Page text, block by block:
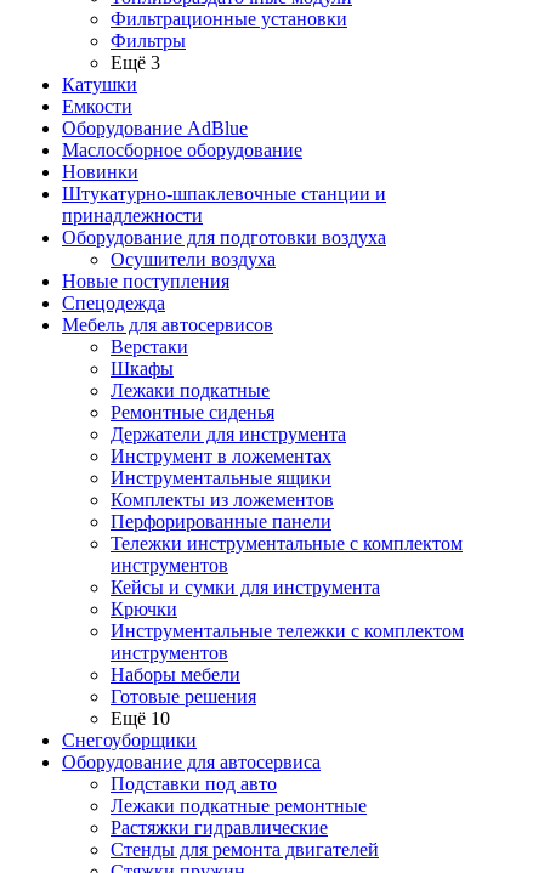
Фильтрационные установки
Фильтры
Ещё 3
Катушки
Емкости
Оборудование AdBlue
Маслосборное оборудование
Новинки
Штукатурно-шпаклевочные станции и
принадлежности
Оборудование для подготовки воздуха
Осушители воздуха
Новые поступления
Спецодежда
Мебель для автосервисов
Верстаки
Шкафы
Лежаки подкатные
Ремонтные сиденья
Держатели для инструмента
Инструмент в ложементах
Инструментальные ящики
Комплекты из ложементов
Перфорированные панели
Тележки инструментальные с комплектом
инструментов
Кейсы и сумки для инструмента
Крючки
Инструментальные тележки с комплектом
инструментов
Наборы мебели
Готовые решения
Ещё 10
Снегоуборщики
Оборудование для автосервиса
Подставки под авто
Лежаки подкатные ремонтные
Растяжки гидравлические
Стенды для ремонта двигателей